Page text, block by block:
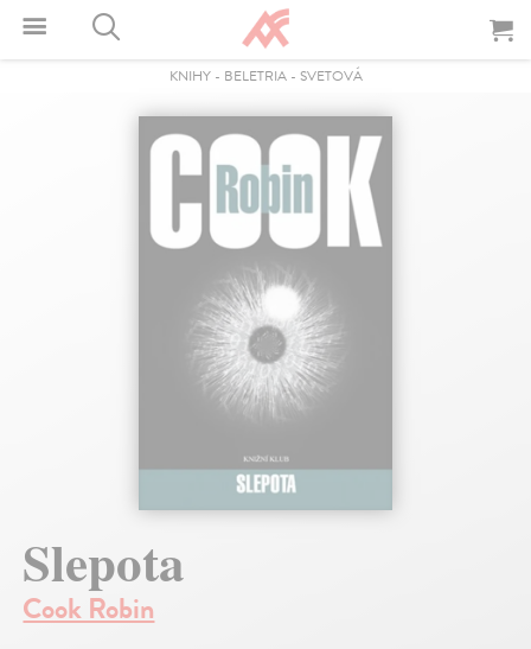
KNIHY- BELETRIA- SVETOVÁ
Slepota
Cook Robin